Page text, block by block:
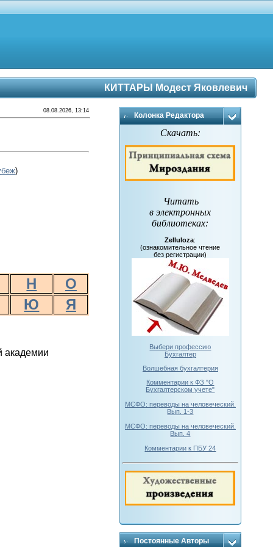
КИТТАРЫ Модест Яковлевич
08.08.2026, 13:14
)
Н
О
Ю Я
академии
Колонка Редактора
Скачать:
Читать
в электронных
библиотеках:
Zelluloza:
(ознакомительное чтение
без регистрации)
Выбери профессию
Бухгалтер
Волшебная бухгалтерия
Комментарии к ФЗ "О
Бухгалтерском учете"
МСФО: переводы на человеческий.
Вып. 1-3
МСФО: переводы на человеческий.
Вып. 4
Комментарии к ПБУ 24
Постоянные Авторы